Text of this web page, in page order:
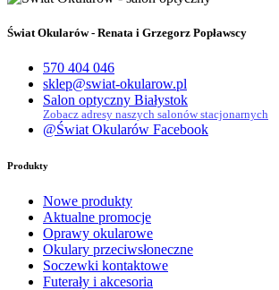
Świat Okularów - Renata i Grzegorz Popławscy
570 404 046
sklep@swiat-okularow.pl
Salon optyczny Białystok
Zobacz adresy naszych salonów stacjonarnych
@Świat Okularów Facebook
Produkty
Nowe produkty
Aktualne promocje
Oprawy okularowe
Okulary przeciwsłoneczne
Soczewki kontaktowe
Futerały i akcesoria